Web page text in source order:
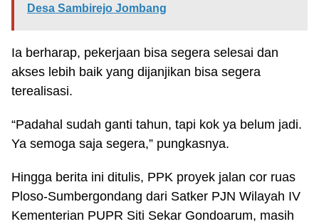
Desa Sambirejo Jombang
Ia berharap, pekerjaan bisa segera selesai dan
akses lebih baik yang dijanjikan bisa segera
terealisasi.
“Padahal sudah ganti tahun, tapi kok ya belum jadi.
Ya semoga saja segera,” pungkasnya.
Hingga berita ini ditulis, PPK proyek jalan cor ruas
Ploso-Sumbergondang dari Satker PJN Wilayah IV
Kementerian PUPR Siti Sekar Gondoarum, masih